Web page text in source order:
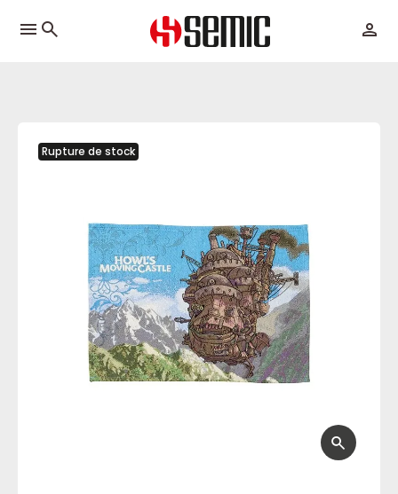
menu
Rupture de stock